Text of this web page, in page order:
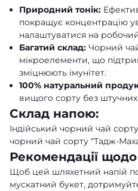
Природний тонік:
покращує концентрацію
налаштуватися на
Багатий склад: Чорний
мікроелементи, що
зміцнюють імунітет.
100% натуральний
вищого сорту без
Склад напою:
Індійський чорний чай
чорний чай сорту “Тадж-
Рекомендації
Щоб цей шляхетний напій
мускатний букет,